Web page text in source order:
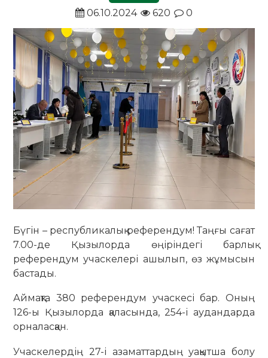
06.10.2024
620 0
Бүгін – республикалық референдум! Таңғы сағат
7.00-де Қызылорда өңіріндегі барлық
референдум учаскелері ашылып, өз жұмысын
бастады.
Аймақта 380 референдум учаскесі бар. Оның
126-ы Қызылорда қаласында, 254-і аудандарда
орналасқан.
Учаскелердің 27-і азаматтардың уақытша болу